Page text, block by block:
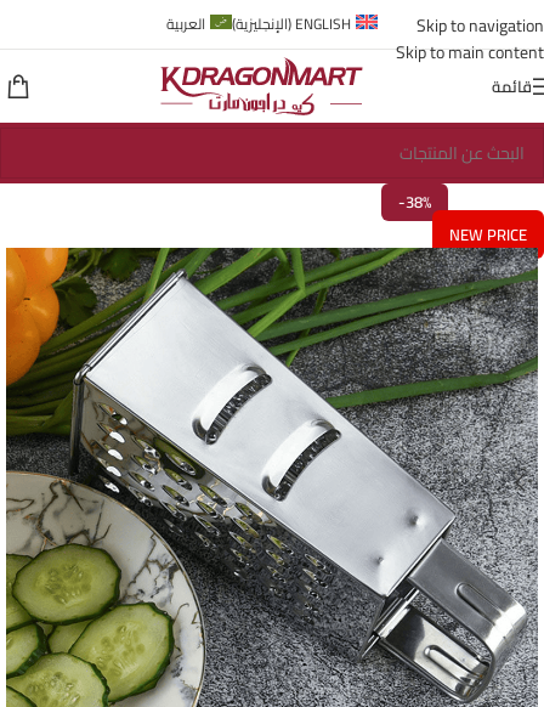
Skip to navigation
Skip to main content
ENGLISH
(الإنجليزية) العربية
قائمة
-38%
NEW PRICE